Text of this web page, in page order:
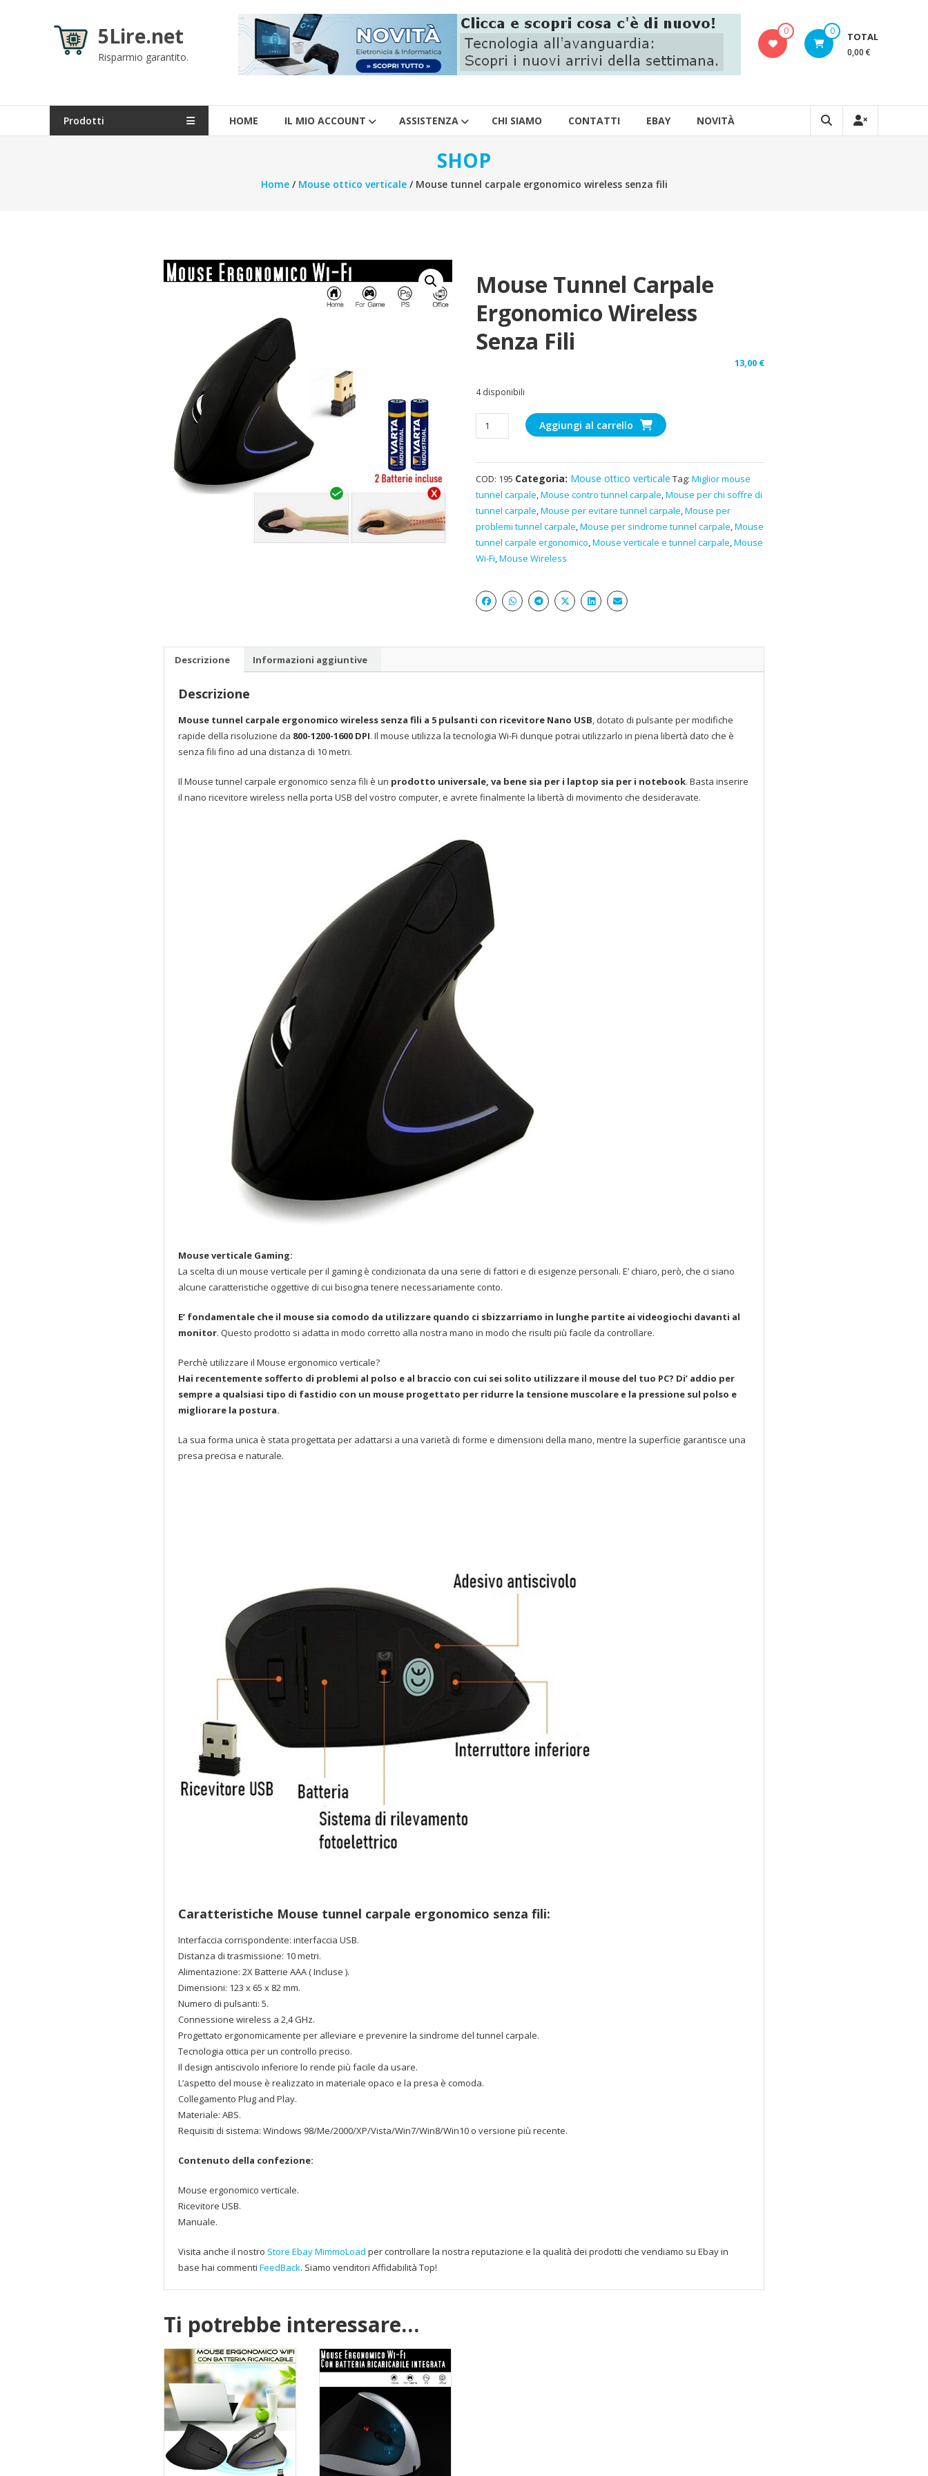
5Lire.net
Risparmio garantito.
0 0 TOTAL
0,00 €
Prodotti HOME IL MIO ACCOUNT ASSISTENZA CHI SIAMO CONTATTI EBAY NOVITÀ
SHOP
Home/ Mouse ottico verticale/ Mouse tunnel carpale ergonomico wireless senza fili
Mouse Tunnel Carpale
Ergonomico Wireless
Senza Fili
13,00 €
4 disponibili
Mouse
tunnel
wireless
senza
fili
quantità
Aggiungi al carrello
COD: 195 Categoria: Mouse ottico verticale Tag:Miglior mouse
tunnel carpale,Mouse contro tunnel carpale,Mouse per chi soffre di
tunnel carpale,Mouse per evitare tunnel carpale,Mouse per
problemi tunnel carpale,Mouse per sindrome tunnel carpale,Mouse
tunnel carpale ergonomico,Mouse verticale e tunnel carpale,Mouse
Wi-Fi,Mouse Wireless
Descrizione Informazioni aggiuntive
Descrizione
Mouse tunnel carpale ergonomico wireless senza fili a 5 pulsanti con ricevitore Nano USB, dotato di pulsante per modifiche
rapide della risoluzione da 800-1200-1600 DPI. Il mouse utilizza la tecnologia Wi-Fi dunque potrai utilizzarlo in piena libertà dato che è
senza fili fino ad una distanza di 10 metri.
Il Mouse tunnel carpale ergonomico senza fili è un prodotto universale, va bene sia per i laptop sia per i notebook. Basta inserire
il nano ricevitore wireless nella porta USB del vostro computer, e avrete finalmente la libertà di movimento che desideravate.
Mouse verticale Gaming:
La scelta di un mouse verticale per il gaming è condizionata da una serie di fattori e di esigenze personali. E’ chiaro, però, che ci siano
alcune caratteristiche oggettive di cui bisogna tenere necessariamente conto.
E’ fondamentale che il mouse sia comodo da utilizzare quando ci sbizzarriamo in lunghe partite ai videogiochi davanti al
monitor. Questo prodotto si adatta in modo corretto alla nostra mano in modo che risulti più facile da controllare.
Perchè utilizzare il Mouse ergonomico verticale?
Hai recentemente sofferto di problemi al polso e al braccio con cui sei solito utilizzare il mouse del tuo PC? Di’ addio per
sempre a qualsiasi tipo di fastidio con un mouse progettato per ridurre la tensione muscolare e la pressione sul polso e
migliorare la postura.
La sua forma unica è stata progettata per adattarsi a una varietà di forme e dimensioni della mano, mentre la superficie garantisce una
presa precisa e naturale.
Caratteristiche Mouse tunnel carpale ergonomico senza fili:
Interfaccia corrispondente: interfaccia USB.
Distanza di trasmissione: 10 metri.
Alimentazione: 2X Batterie AAA ( Incluse ).
Dimensioni: 123 x 65 x 82 mm.
Numero di pulsanti: 5.
Connessione wireless a 2,4 GHz.
Progettato ergonomicamente per alleviare e prevenire la sindrome del tunnel carpale.
Tecnologia ottica per un controllo preciso.
Il design antiscivolo inferiore lo rende più facile da usare.
L’aspetto del mouse è realizzato in materiale opaco e la presa è comoda.
Collegamento Plug and Play.
Materiale: ABS.
Requisiti di sistema: Windows 98/Me/2000/XP/Vista/Win7/Win8/Win10 o versione più recente.
Contenuto della confezione:
Mouse ergonomico verticale.
Ricevitore USB.
Manuale.
Visita anche il nostro Store Ebay MimmoLoad per controllare la nostra reputazione e la qualità dei prodotti che vendiamo su Ebay in
base hai commenti FeedBack. Siamo venditori Affidabilità Top!
Ti potrebbe interessare…